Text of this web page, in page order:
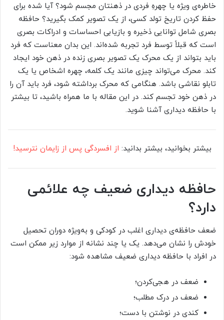
خاطره‌ی ویژه یا چهره‌ِ فردی در ذهنتان مجسم شود؟ آیا شده برای
حفظ کردن تاریخ تولد کسی، از یک تصویر کمک بگیرید؟ حافظه
بصری شامل توانایی ذخیره و بازیابی احساسات و ادراکات بصری
است که قبلاً توسط فرد تجربه شده‌اند. این بدان معناست که فرد
باید بتواند از یک محرک یک تصویر بصری زنده در ذهن خود ایجاد
کند. محرک می‌تواند چیزی مانند یک کلمه، چهره اشخاص یا یک
تابلو نقاشی باشد. هنگامی که محرک برداشته شود، فرد باید آن را
در ذهن خود تجسم کند. در این مقاله با ما همراه باشید، تا بیشتر
با حافظه دیداری آشنا شوید.
بیشتر بخوانید، بیشتر بدانید: از افسردگی پس از زایمان نترسید!
حافظه دیداری ضعیف چه علائمی
دارد؟
ضعف حافظه‌ی دیداری اغلب در کودکی و به‌ویژه دوران تحصیل
خودش را نشان می‌دهد. یک یا چند نشانه از موارد زیر ممکن است
در افراد با حافظه دیداری ضعیف مشاهده شود:
ضعف در هجی‌کردن؛
ضعف در درک مطلب؛
کندی در نوشتن با دست؛